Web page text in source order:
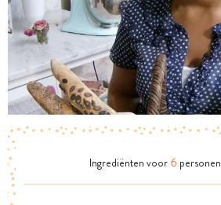
Ingrediënten voor 6 personen